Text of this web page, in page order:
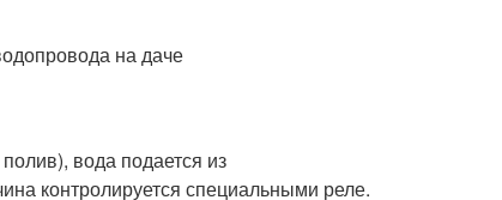
вода подается из
контролируется специальными реле.